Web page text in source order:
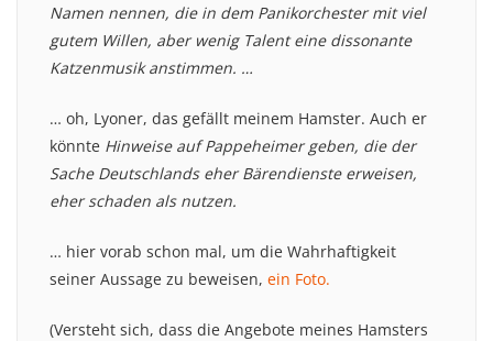
Namen nennen, die in dem Panikorchester mit viel
gutem Willen, aber wenig Talent eine dissonante
Katzenmusik anstimmen. …
… oh, Lyoner, das gefällt meinem Hamster. Auch er
könnte Hinweise auf Pappeheimer geben, die der
Sache Deutschlands eher Bärendienste erweisen,
eher schaden als nutzen.
… hier vorab schon mal, um die Wahrhaftigkeit
seiner Aussage zu beweisen, ein Foto.
(Versteht sich, dass die Angebote meines Hamsters